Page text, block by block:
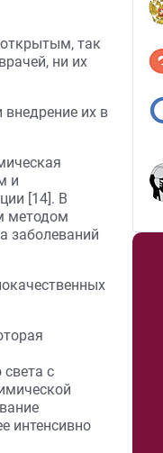
так
ни их
их в
и
[14]. В
методом
заболеваний
с
интенсивно